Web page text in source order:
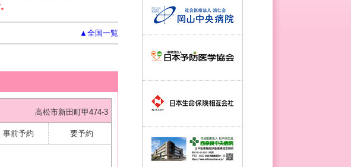
▲全国一覧
高松市新田町甲474-3
事前予約 要予約